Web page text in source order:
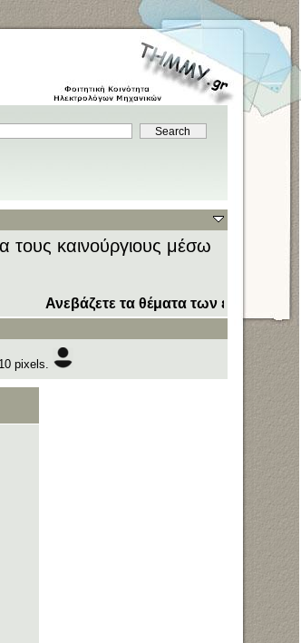
τους καινούργιους μέσω
Ανεβάζετε τα θέματα των εξετάσεων στον
pixels.